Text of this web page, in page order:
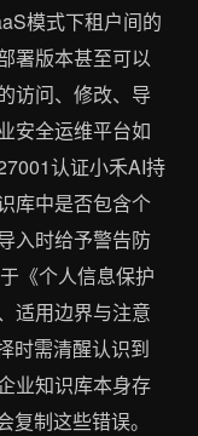
模式下租户间的
署版本甚至可以
访问、修改、导
安全运维平台如
认证小禾AI持
库中是否包含个
入时给予警告防
《个人信息保护
适用边界与注意
时需清醒认识到
业知识库本身存
制这些错误。